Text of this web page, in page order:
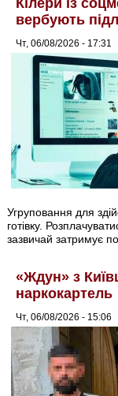
вербують
Чт, 06/08/2026 - 17:31
Угруповання для
готівку.
зазвичай затримує
«Ждун» з
наркокартель
Чт, 06/08/2026 - 15:06